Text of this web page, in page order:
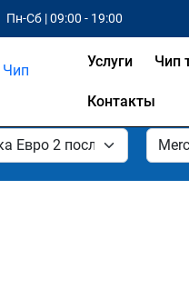
Пн-Сб | 09:00 - 19:00
Услуги Чип
Контакты